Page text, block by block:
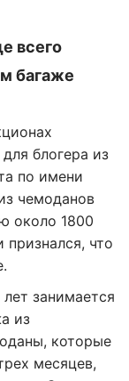
всего
багаже
для блогера из
по имени
чемоданов
около 1800
что
занимается
из
которые
месяцев,